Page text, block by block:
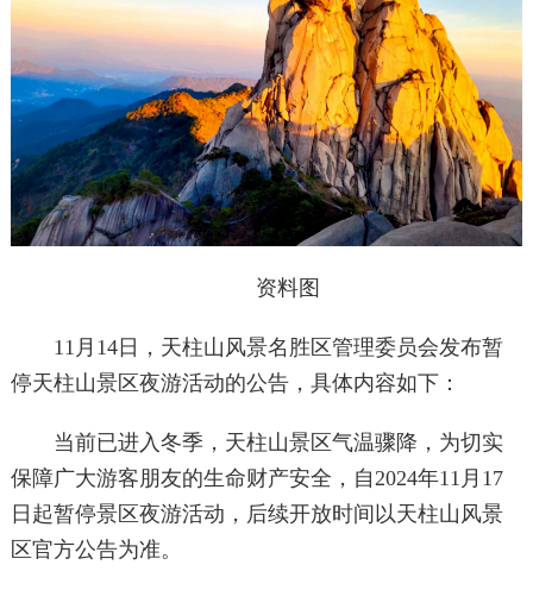
资料图
11月14日，天柱山风景名胜区管理委员会发布暂
停天柱山景区夜游活动的公告，具体内容如下：
当前已进入冬季，天柱山景区气温骤降，为切实
保障广大游客朋友的生命财产安全，自2024年11月17
日起暂停景区夜游活动，后续开放时间以天柱山风景
区官方公告为准。